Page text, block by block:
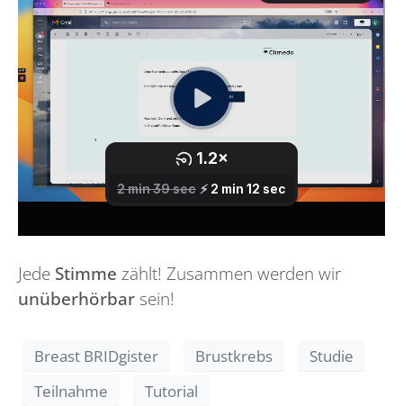
Jede Stimme zählt! Zusammen werden wir
unüberhörbar sein!
Breast BRIDgister Brustkrebs
Studie
Teilnahme
Tutorial